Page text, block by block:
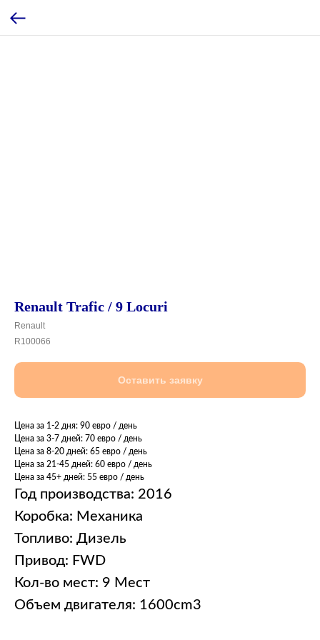
Renault Trafic / 9 Locuri
Renault
R100066
Оставить заявку
Цена за 1-2 дня: 90 евро / день
Цена за 3-7 дней: 70 евро / день
Цена за 8-20 дней: 65 евро / день
Цена за 21-45 дней: 60 евро / день
Цена за 45+ дней: 55 евро / день
Год производства: 2016
Коробка: Механика
Топливо: Дизель
Привод: FWD
Кол-во мест: 9 Мест
Объем двигателя: 1600cm3